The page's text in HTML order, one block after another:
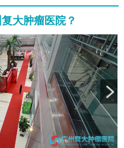
大肿瘤医院？